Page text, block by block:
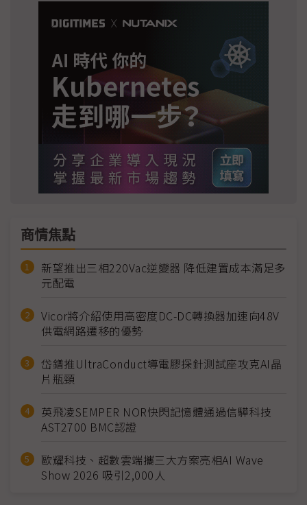
商情焦點
新望推出三相220Vac逆變器 降低建置成本滿足多
元配電
Vicor將介紹使用高密度DC-DC轉換器加速向48V
供電網路遷移的優勢
岱鐠推UltraConduct導電膠探針測試座攻克AI晶
片瓶頸
英飛凌SEMPER NOR快閃記憶體通過信驊科技
AST2700 BMC認證
歐耀科技、超數雲端攜三大方案亮相AI Wave
Show 2026 吸引2,000人